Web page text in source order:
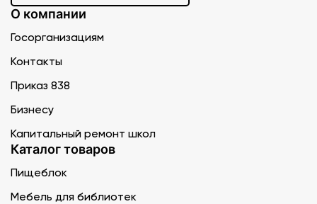
О компании
Госорганизациям
Контакты
Приказ 838
Бизнесу
Капитальный ремонт школ
Каталог товаров
Пищеблок
Мебель для библиотек